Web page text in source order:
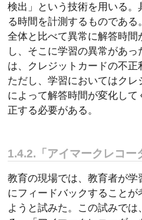
検出」という技術を用いる
る時間を計測するものであ
全体と比べて異常に解答時
し、そこに学習の異常があ
は、クレジットカードの不
ただし、学習においてはク
によって解答時間が変化し
正する必要がある。
1.4.2.「アイマークレコー
教育の現場では、教育者が
にフィードバックすること
ようと試みた。この試みで